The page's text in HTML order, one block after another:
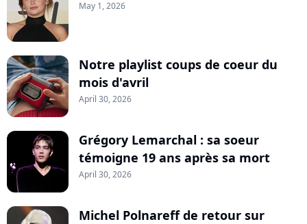
May 1, 2026
Notre playlist coups de coeur du
mois d'avril
April 30, 2026
Grégory Lemarchal : sa soeur
témoigne 19 ans après sa mort
April 30, 2026
Michel Polnareff de retour sur